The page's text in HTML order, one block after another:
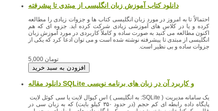
دانلود کتاب آموزش زبان انگلیسی از مبتدی تا پیشرفته
احتمالاً تا به امروز در مورد زبان انگلیسی کتاب ها و جزوات زیادی را مطالعه
کرده و یا در کلاس های آموزشی زیادی شرکت کرده اید. جزوه ای که هم
اکنون مطالعه می کنید به صورت ساده و کاملاً کاربردی در مورد آموزش زبان
انگلیسی از مبتدی تا پیشرفته نوشته شده است و می توان ادعا کرد که یکی از
جزوات ساده و بی نظیر است.
5,000 تومان
دانلود مقاله SQLite و کاربرد آن در زبان های برنامه نویسی
اس کیوال لایت یا سی کوئل لایت ( به انگلیسی :SQLite ) یک سامانه مدیریت
پایگاه داده رابطه ای کم حجم (در حدود ۳۵۰ کیلو بایت) که به زبان سی در